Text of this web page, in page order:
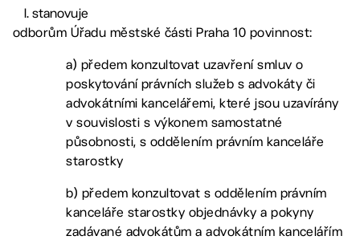
stanovuje
odborům Úřadu městské části Praha 10 povinnost:
a) předem konzultovat uzavření smluv o
poskytování právních služeb s advokáty či
advokátními kancelářemi, které jsou uzavírány
v souvislosti s výkonem samostatné
působnosti, s oddělením právním kanceláře
starostky
b) předem konzultovat s oddělením právním
kanceláře starostky objednávky a pokyny
zadávané advokátům a advokátním kancelářím